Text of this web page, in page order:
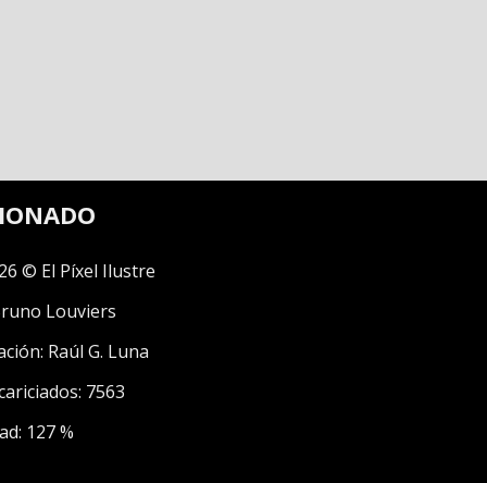
© El Píxel Ilustre
Louviers
Raúl G. Luna
7563
127 %